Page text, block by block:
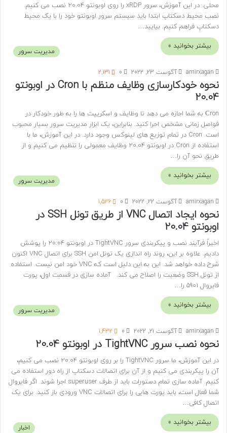
محلی. در این آموزش، سرور xRDP را روی اوبونتو 20.04 نصب می کنیم.
نصب محیط دسکتاپ ابتدا باید سیستم سرور اوبونتو خود را با یک محیط
دسکتاپ فراهم کنیم. بیایید…
بیشتر بخوانید »
مدیریت سرور
amirxagan آگوست 23, 2022 0
2,131
نحوه خودکارسازی وظایف منظم با Cron در اوبونتو
20.04
Сron به شما اجازه می دهد تا وظایف و اسکریپت ها را به طور خودکار در
فواصل زمانی مشخص اجرا کنید. بنابراین، یک ابزار مدیریت سرور بسیار محبوب
است. Cron در تمام توزیع های لینوکس وجود دارد. در این آموزش، ما با
استفاده از Cron در اوبونتو 20.04 وظایف معمولی را تنظیم می کنیم و از
طریق نحو آن را…
بیشتر بخوانید »
مدیریت سرور
amirxagan آگوست 22, 2022 0
1,526
نحوه ایجاد اتصال VNC از طریق تونل SSH در
اوبونتو 20.04
اخیراً فرآیند نصب و پیکربندی سرور TightVNC در اوبونتو 20.04 را پوشش
دادیم. علاوه بر این، روند راه اندازی یک تونل امن SSH برای اتصال VNC اکنون
شرح داده خواهد شد. این به این دلیل است که VNC خود امن نیست. استفاده
از تونل SSH وضعیت را اصلاح می کند. آماده سازی در قسمت اول، پورت
فایروال 5901 را…
بیشتر بخوانید »
مدیریت سرور
amirxagan آگوست 21, 2022 0
1,432
نحوه نصب سرور TightVNC در اوبونتو 20.04
در این آموزش، ما سرور TightVNC را بر روی اوبونتو 20.04 نصب می کنیم،
آن را پیکربندی می کنیم و از آن برای اتصالات دسکتاپ از راه دور استفاده می
کنیم. آماده سازی تمام دستورات باید از طرف superuser اجرا شوند. اگر فایروال
شما فعال است، باید پورت هایی را برای اتصالات VNC ورودی باز کنید. برای یک
اتصال کافی…
بیشتر بخوانید »
اخبار